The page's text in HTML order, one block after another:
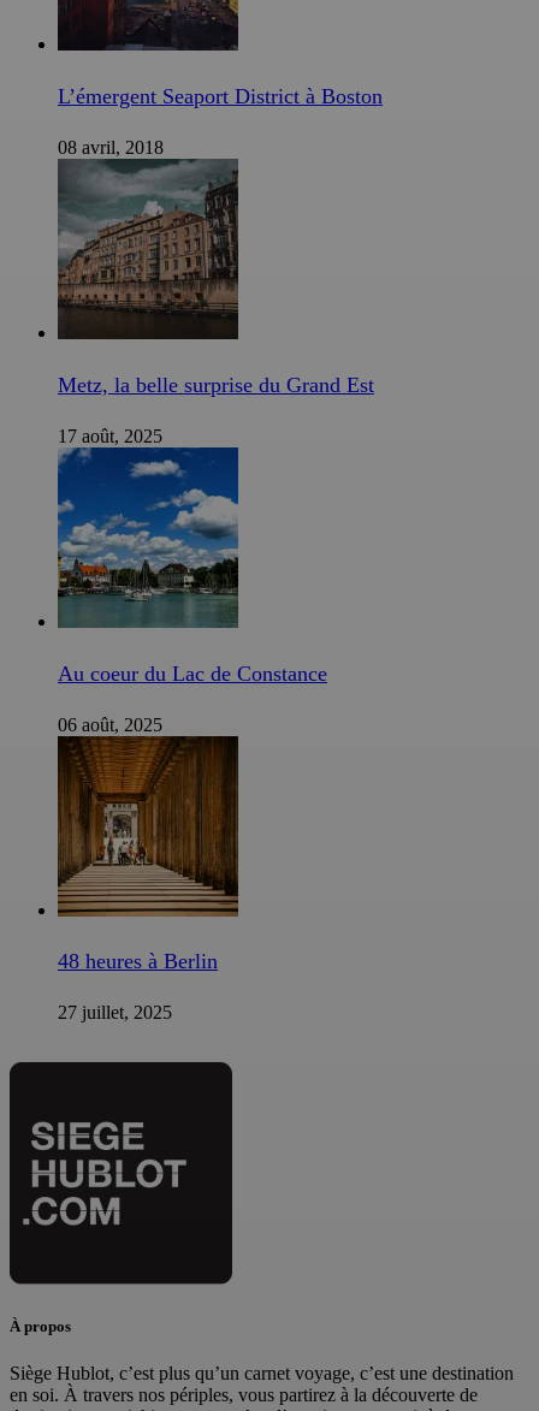
L’émergent Seaport District à Boston
08 avril, 2018
Metz, la belle surprise du Grand Est
17 août, 2025
Au coeur du Lac de Constance
06 août, 2025
48 heures à Berlin
27 juillet, 2025
À propos
Siège Hublot, c’est plus qu’un carnet voyage, c’est une destination
en soi. À travers nos périples, vous partirez à la découverte de